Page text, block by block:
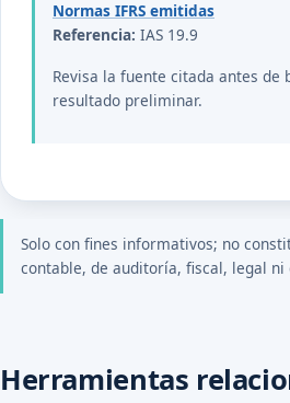
Normas IFRS emitidas
Referencia: IAS 19.9
Revisa la fuente citada antes de
resultado preliminar.
Solo con fines informativos; no
contable, de auditoría, fiscal, legal ni
Herramientas